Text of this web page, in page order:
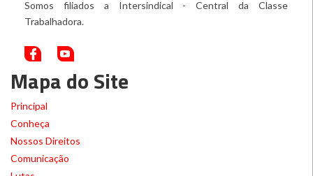
Somos filiados a Intersindical - Central da Classe
Trabalhadora.
Mapa do Site
Principal
Conheça
Nossos Direitos
Comunicação